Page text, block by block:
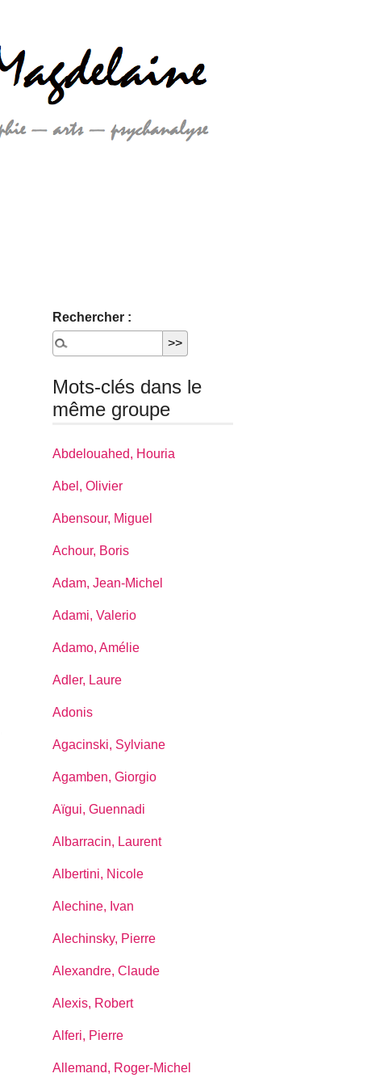
Rechercher :
Mots-clés dans le
même groupe
Abdelouahed, Houria
Abel, Olivier
Abensour, Miguel
Achour, Boris
Adam, Jean-Michel
Adami, Valerio
Adamo, Amélie
Adler, Laure
Adonis
Agacinski, Sylviane
Agamben, Giorgio
Aïgui, Guennadi
Albarracin, Laurent
Albertini, Nicole
Alechine, Ivan
Alechinsky, Pierre
Alexandre, Claude
Alexis, Robert
Alferi, Pierre
Allemand, Roger-Michel